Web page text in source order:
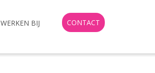
WERKEN BIJ CONTACT